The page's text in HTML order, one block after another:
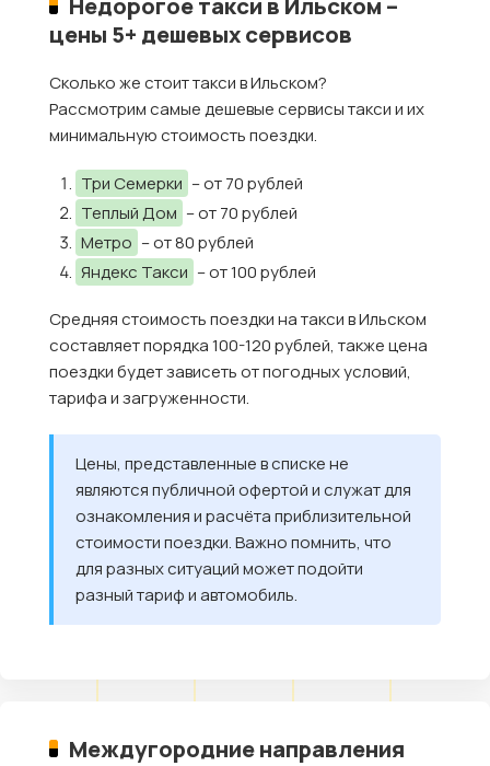
цены 5+ дешевых сервисов
Сколько же стоит такси в Ильском?
Рассмотрим самые дешевые сервисы такси и их
минимальную стоимость поездки.
Три Семерки – от 70 рублей
Теплый Дом – от 70 рублей
Метро – от 80 рублей
Яндекс Такси – от 100 рублей
Средняя стоимость поездки на такси в Ильском
составляет порядка 100-120 рублей, также цена
поездки будет зависеть от погодных условий,
тарифа и загруженности.
Цены, представленные в списке не
являются публичной офертой и служат для
ознакомления и расчёта приблизительной
стоимости поездки. Важно помнить, что
для разных ситуаций может подойти
разный тариф и автомобиль.
Междугородние направления